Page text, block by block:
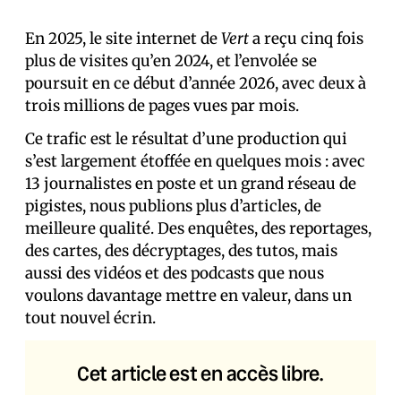
En 2025, le site internet deVerta reçu cinq fois
plus de visites qu’en 2024, et l’envolée se
poursuit en ce début d’année 2026, avec deux à
trois millions de pages vues par mois.
Ce trafic est le résultat d’une production qui
s’est largement étoffée en quelques mois : avec
13 journalistes en poste et un grand réseau de
pigistes, nous publions plus d’articles, de
meilleure qualité. Des enquêtes, des reportages,
des cartes, des décryptages, des tutos, mais
aussi des vidéos et des podcasts que nous
voulons davantage mettre en valeur, dans un
tout nouvel écrin.
Cet article est en accès libre.